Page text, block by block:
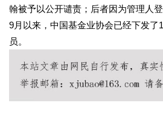
翰被予以公开谴责；后者因为管理人
9月以来，中国基金业协会已经下发
员。